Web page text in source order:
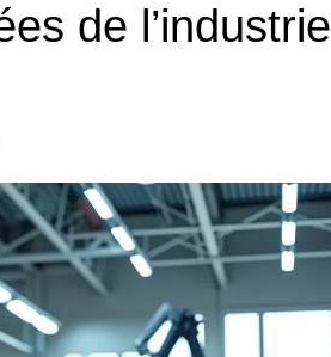
de l’industrie